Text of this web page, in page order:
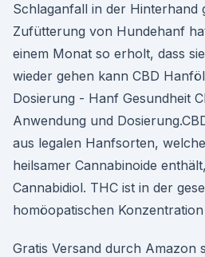
Schlaganfall in der Hinterhand
Zufütterung von Hundehanf
einem Monat so erholt, dass
wieder gehen kann CBD
Dosierung - Hanf Gesundheit
Anwendung und
aus legalen Hanfsorten,
heilsamer Cannabinoide
Cannabidiol. THC ist in der
homöopatischen
Gratis Versand durch Amazon